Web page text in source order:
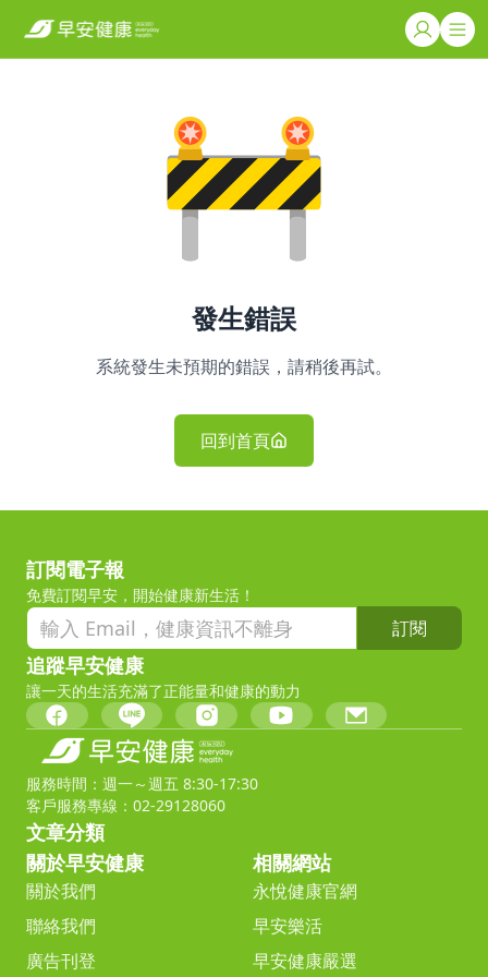
發生錯誤
系統發生未預期的錯誤，請稍後再試。
回到首頁
訂閱電子報
免費訂閱早安，開始健康新生活！
訂閱
追蹤早安健康
讓一天的生活充滿了正能量和健康的動力
服務時間：週一～週五 8:30-17:30
客戶服務專線：02-29128060
文章分類
關於早安健康
關於我們
聯絡我們
廣告刊登
相關網站
永悅健康官網
早安樂活
早安健康嚴選